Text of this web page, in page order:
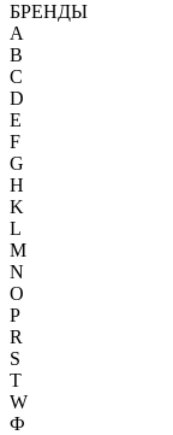
БРЕНДЫ
A
B
C
D
E
F
G
H
K
L
M
N
O
P
R
S
T
W
Ф